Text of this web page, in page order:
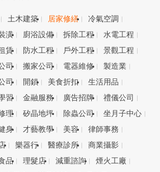
土木建築 居家修繕
冷氣空調
潢 廚浴設備 拆除工程
水電工程
賃 防水工程 戶外工程
景觀工程
司 搬家公司 電器維修
製造業
司 開鎖 美食折扣
生活用品
習 金融服務 廣告招牌
禮儀公司
理 矽晶地坪 除蟲公司
坐月子中心
身 才藝教學 美容
律師事務
樂器行 醫療診所
商業攝影
品 理髮店 減重諮詢
煙火工廠